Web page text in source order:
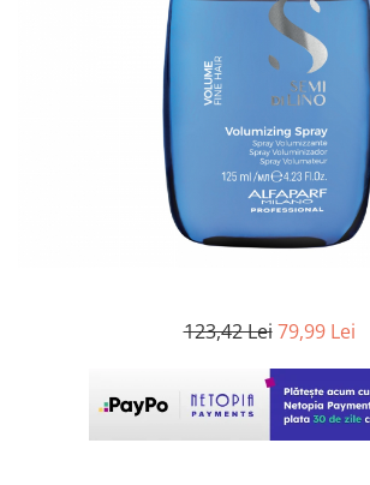
123,42 Lei 79,99 Lei